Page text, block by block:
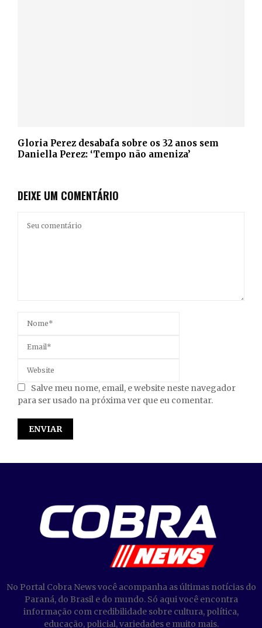
Gloria Perez desabafa sobre os 32 anos sem
Daniella Perez: ‘Tempo não ameniza’
DEIXE UM COMENTÁRIO
Salve meu nome, email, e website neste navegador
para ser usado na próxima ver que eu comentar.
No Portal Cobra News você acompanha as últimas notícias do
Paraná, do Brasil e do mundo. Só aqui você encontra
informação com credibilidade sobre cultura, política,
educação, policial, variedades e muito mais.